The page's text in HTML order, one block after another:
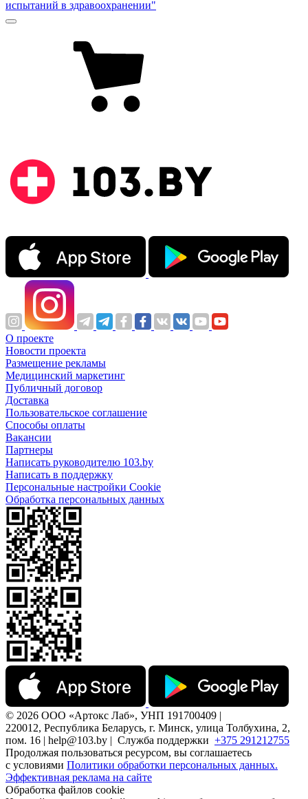
испытаний в здравоохранении"
О проекте
Новости проекта
Размещение рекламы
Медицинский маркетинг
Публичный договор
Доставка
Пользовательское соглашение
Способы оплаты
Вакансии
Партнеры
Написать руководителю 103.by
Написать в поддержку
Персональные настройки Cookie
Обработка персональных данных
© 2026 ООО «Артокс Лаб», УНП 191700409 |
220012, Республика Беларусь, г. Минск, улица Толбухина, 2,
пом. 16 | help@103.by | Служба поддержки +375 291212755
Продолжая пользоваться ресурсом, вы соглашаетесь
с условиями Политики обработки персональных данных.
Эффективная реклама на сайте
Обработка файлов cookie